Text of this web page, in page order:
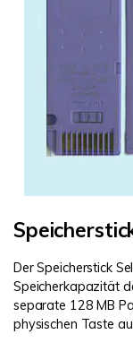
Der Speicherstick
Speicherkapazität
separate 128 MB
physischen Taste